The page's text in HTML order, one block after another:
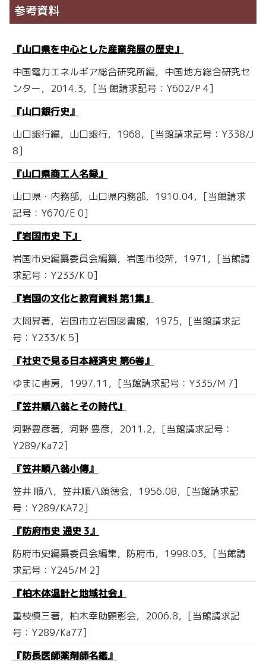
参考資料
『山口県を中心とした産業発展の歴史』
中国電力エネルギア総合研究所編，中国地方総合研究セ
ンター，2014.3，[当 館請求記号：Y602/P 4]
『山口銀行史』
山口銀行編，山口銀行，1968，[当館請求記号：Y338/J
8]
『山口県商工人名録』
山口県・内務部，山口県内務部，1910.04，[当館請求
記号：Y670/E 0]
『岩国市史 下』
岩国市史編纂委員会編纂，岩国市役所，1971，[当館請
求記号：Y233/K 0]
『岩国の文化と教育資料 第1集』
大岡昇著，岩国市立岩国図書館，1975，[当館請求記
号：Y233/K 5]
『社史で見る日本経済史 第6巻』
ゆまに書房，1997.11，[当館請求記号：Y335/M 7]
『笠井順八翁とその時代』
河野豊彦著，河野 豊彦，2011.2，[当館請求記号：
Y289/Ka72]
『笠井順八翁小傳』
笠井 順八，笠井順八頌徳会，1956.08，[当館請求記
号：Y289/KA72]
『防府市史 通史 3』
防府市史編纂委員会編集，防府市，1998.03，[当館請
求記号：Y245/M 2]
『柏木体温計と地域社会』
重枝慎三著，柏木幸助顕彰会，2006.8，[当館請求記
号：Y289/Ka77]
『防長医師薬剤師名鑑』